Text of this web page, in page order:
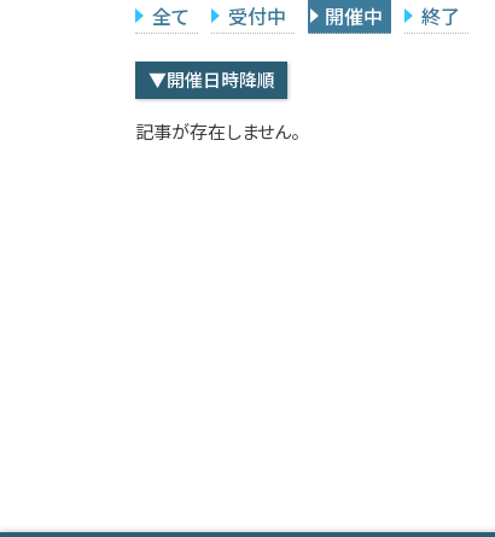
全て 受付中 開催中 終了
▼開催日時降順
記事が存在しません。